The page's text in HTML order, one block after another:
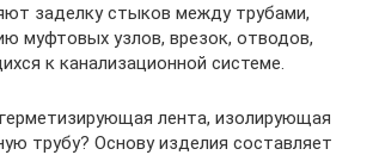
заделку стыков между трубами,
муфтовых узлов, врезок, отводов,
к канализационной системе.
лента, изолирующая
трубу? Основу изделия составляет